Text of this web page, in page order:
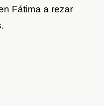
Fátima a rezar